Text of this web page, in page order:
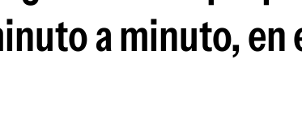
a minuto, en